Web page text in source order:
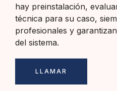
hay preinstalación,
técnica para su caso,
profesionales y
del sistema.
LLAMAR